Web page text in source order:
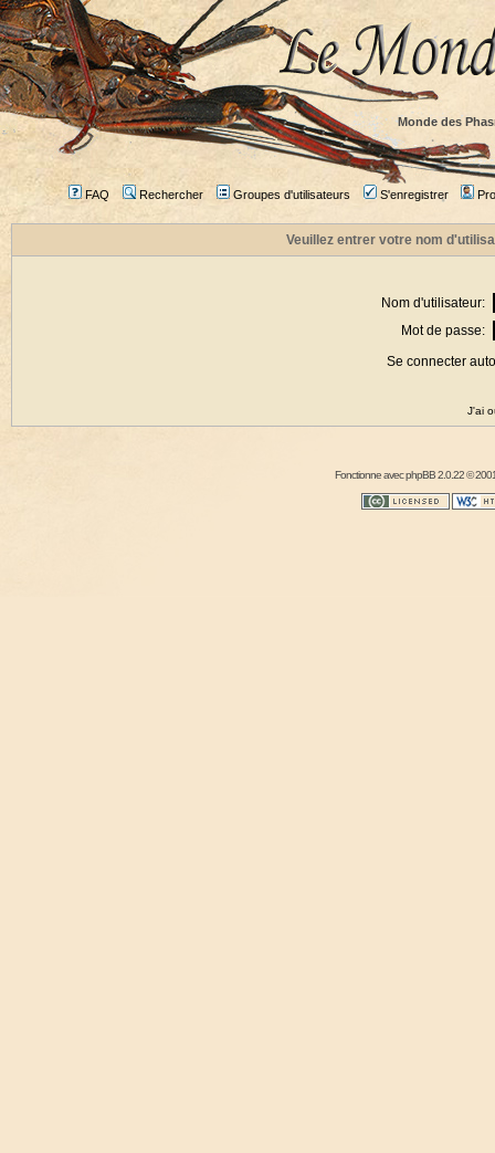
Monde des
FAQ Rechercher Groupes d'utilisateurs S'enregistrer
Veuillez entrer votre nom
Nom d'utilisateur:
Mot de passe:
Se connecter
J'ai
Fonctionne avecphpBB2.0.22 ©